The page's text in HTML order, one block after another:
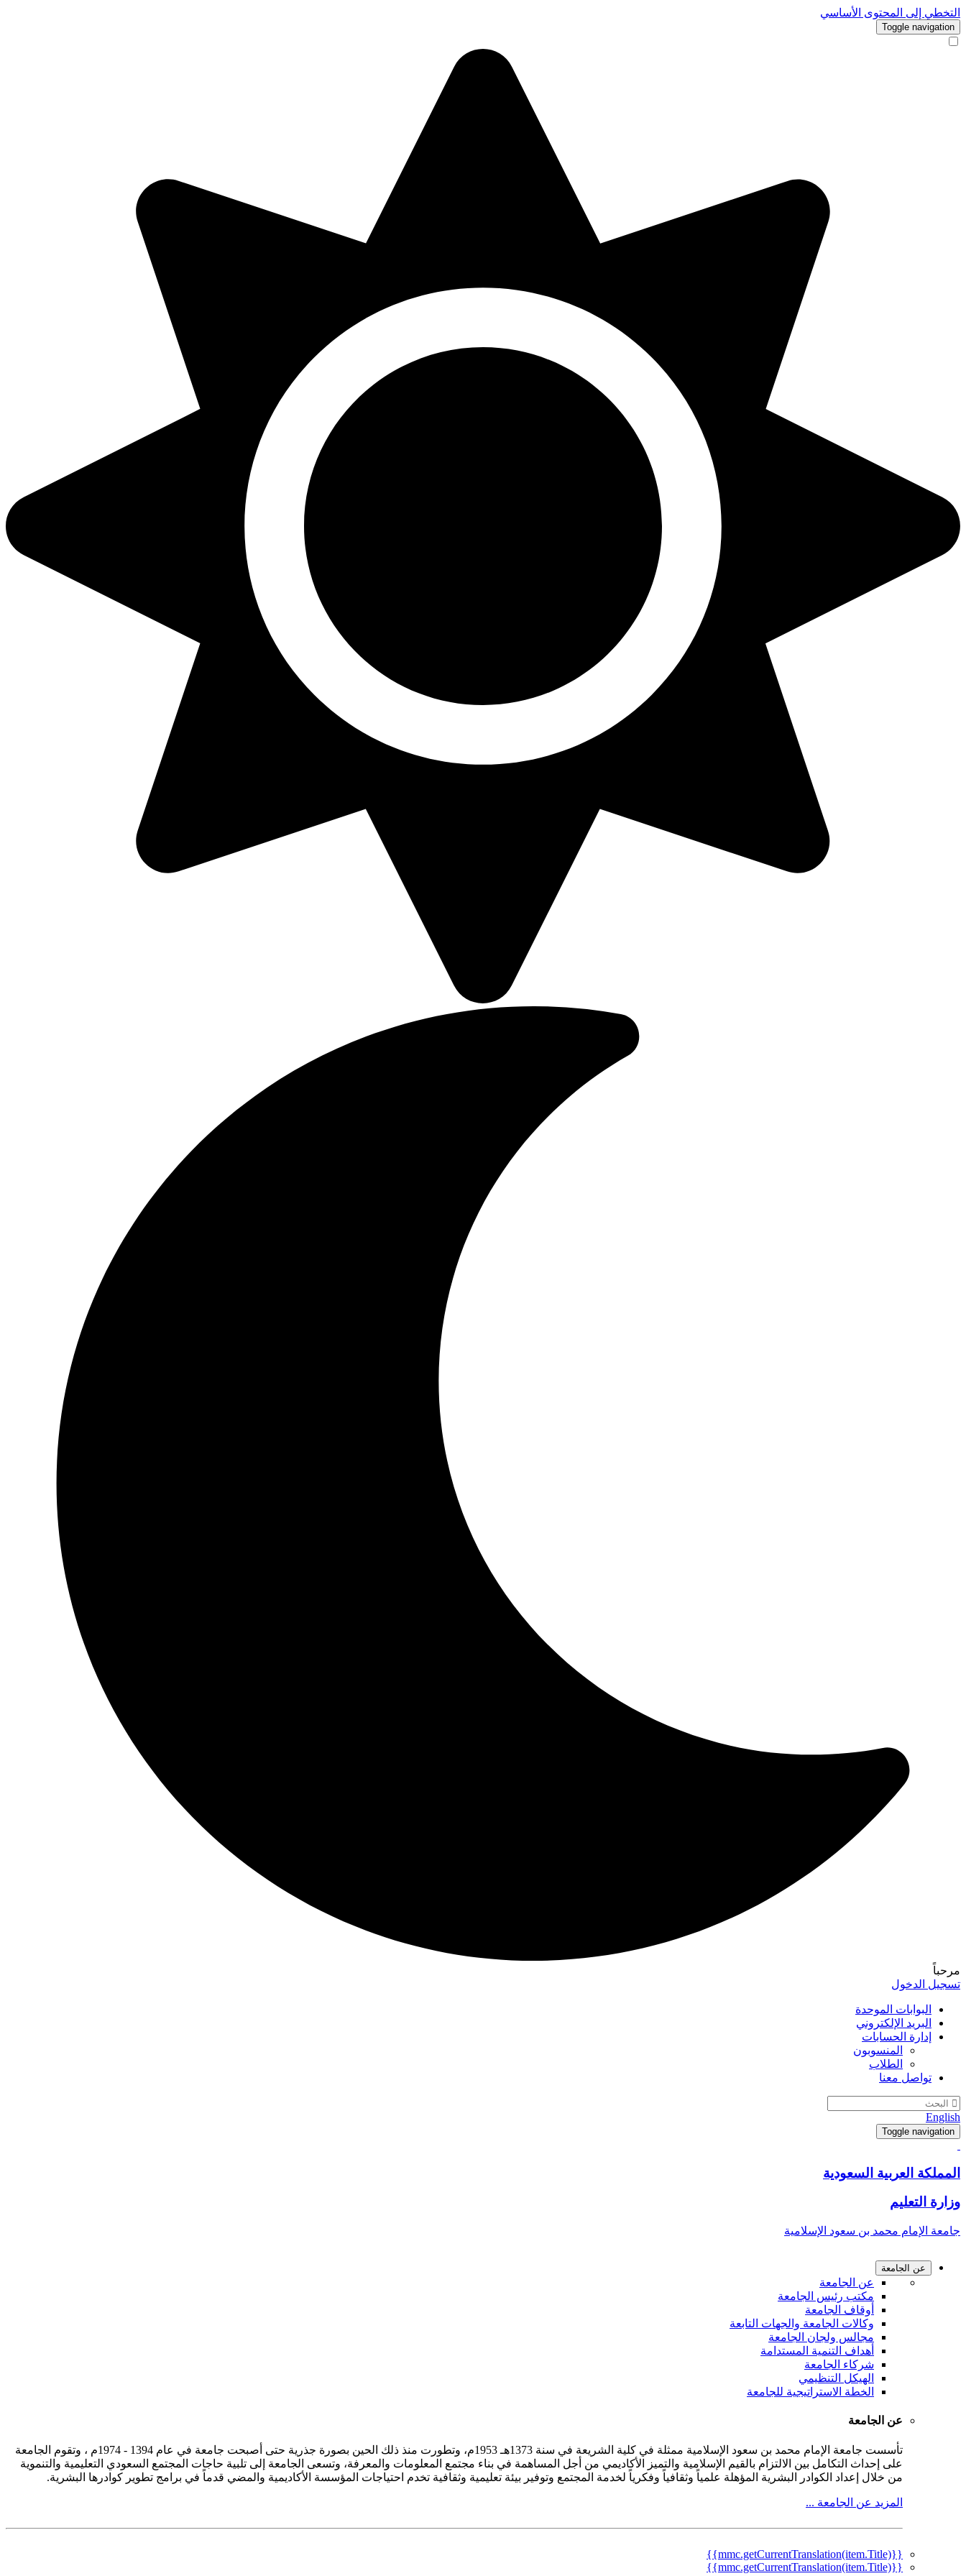
التخطي إلى المحتوى الأساسي
Toggle navigation
مرحباً
تسجيل الدخول
البوابات الموحدة
البريد الإلكتروني
إدارة الحسابات
المنسوبون
الطلاب
تواصل معنا
English
Toggle navigation
المملكة العربية السعودية
وزارة التعليم
جامعة الإمام محمد بن سعود الإسلامية
عن الجامعة
عن الجامعة
مكتب رئيس الجامعة
أوقاف الجامعة
وكالات الجامعة والجهات التابعة
مجالس ولجان الجامعة
أهداف التنمية المستدامة
شركاء الجامعة
الهيكل التنظيمي
الخطة الاستراتيجية للجامعة
عن الجامعة
تأسست جامعة الإمام محمد بن سعود الإسلامية ممثلة في كلية الشريعة في سنة 1373هـ 1953م، وتطورت منذ ذلك الحين بصورة جذرية حتى أصبحت جامعة في عام 1394 - 1974م ، وتقوم الجامعة
على إحداث التكامل بين الالتزام بالقيم الإسلامية والتميز الأكاديمي من أجل المساهمة في بناء مجتمع المعلومات والمعرفة، وتسعى الجامعة إلى تلبية حاجات المجتمع السعودي التعليمية والتنموية
من خلال إعداد الكوادر البشرية المؤهلة علمياً وثقافياً وفكرياً لخدمة المجتمع وتوفير بيئة تعليمية وثقافية تخدم احتياجات المؤسسة الأكاديمية والمضي قدماً في برامج تطوير كوادرها البشرية.
المزيد عن الجامعة ...
{{mmc.getCurrentTranslation(item.Title)}}
{{mmc.getCurrentTranslation(item.Title)}}